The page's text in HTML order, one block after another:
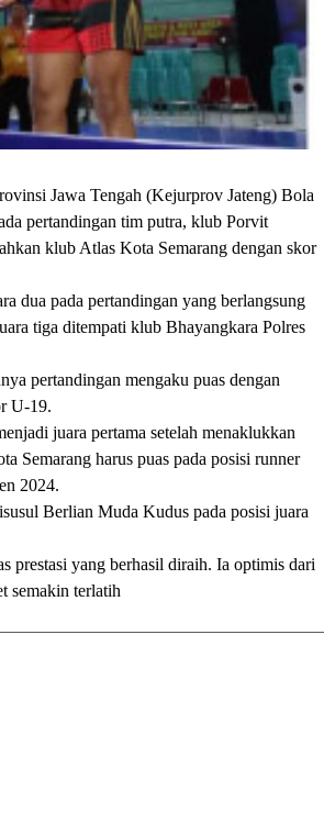
Jawa Tengah (Kejurprov Jateng) Bola
pertandingan tim putra, klub Porvit
klub Atlas Kota Semarang dengan skor
dua pada pertandingan yang berlangsung
tiga ditempati klub Bhayangkara Polres
pertandingan mengaku puas dengan
U-19.
juara pertama setelah menaklukkan
Semarang harus puas pada posisi runner
2024.
Berlian Muda Kudus pada posisi juara
prestasi yang berhasil diraih. Ia optimis dari
semakin terlatih